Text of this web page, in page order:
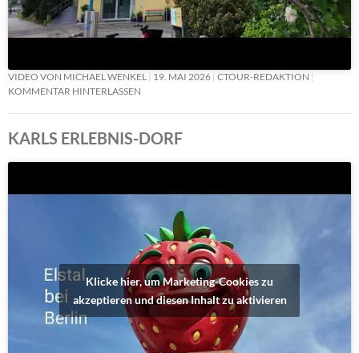
VIDEO VON MICHAEL WENKEL 19. MAI 2026 CTOUR-REDAKTION
KOMMENTAR HINTERLASSEN
KARLS ERLEBNIS-DORF
Klicke hier, um Marketing-Cookies zu
akzeptieren und diesen Inhalt zu aktivieren